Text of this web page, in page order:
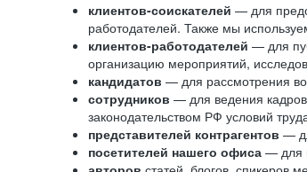
клиентов-соискателей — для
работодателей. Также мы
клиентов-работодателей — для
организацию мероприятий,
кандидатов — для рассмотрения
сотрудников — для ведения
законодательством РФ условий
представителей контрагентов —
посетителей нашего офиса — для